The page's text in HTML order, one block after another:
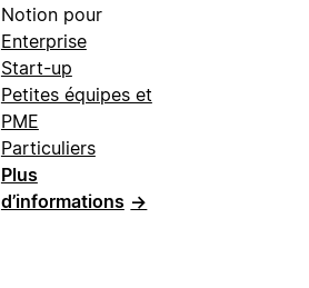
Notion pour
Enterprise
Start-up
Petites équipes et
PME
Particuliers
Plus
d’informations →